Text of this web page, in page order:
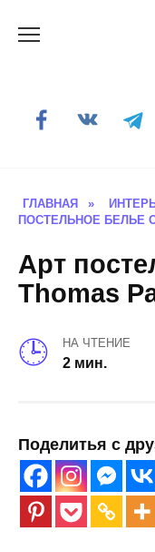
ГЛАВНАЯ »
ПОСТЕЛЬНОЕ БЕЛЬЕ
Арт
Thomas
НА ЧТЕНИЕ
2 мин.
Поделитья с